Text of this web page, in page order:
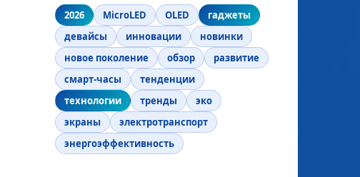
2026 MicroLED OLED
гаджеты
девайсы
инновации
новинки
новое поколение
обзор
развитие
смарт-часы
тенденции
технологии
тренды
эко
экраны
электротранспорт
энергоэффективность